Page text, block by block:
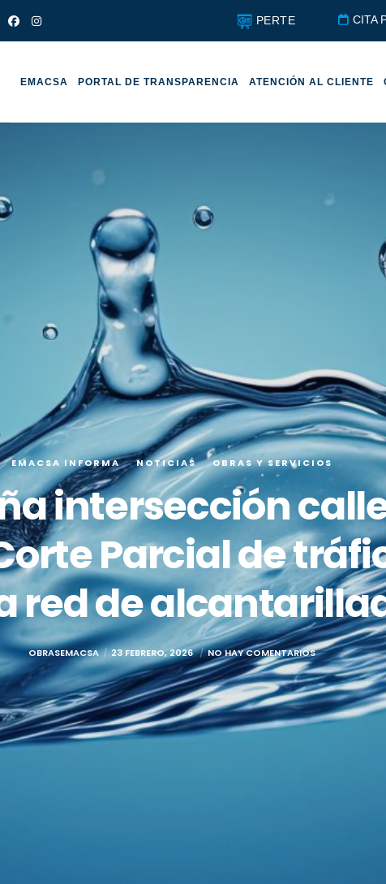
PERTE CITA
EMACSA PORTAL DE TRANSPARENCIA ATENCIÓN AL CLIENTE
EMACSA INFORMA NOTICIAS OBRAS Y SERVICIOS
intersección
Parcial de
red de
OBRASEMACSA 23 FEBRERO, 2026 NO HAY COMENTARIOS